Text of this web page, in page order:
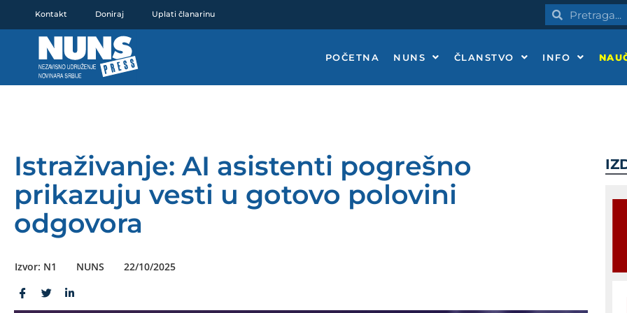
Kontakt Doniraj Uplati članarinu PretragaPretraga
POČETNA NUNS ČLANSTVO INFO
Istraživanje: AI asistenti pogrešno
prikazuju vesti u gotovo polovini
odgovora
Izvor: N1 NUNS 22/10/2025